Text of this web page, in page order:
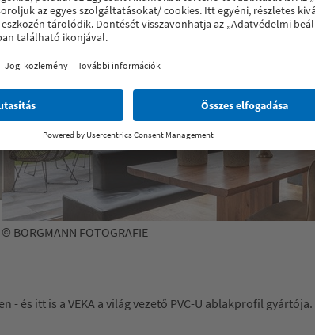
© BORGMANN FOTOGRAFIE
- és itt is a VEKA a világ vezető PVC-U ablakprofil